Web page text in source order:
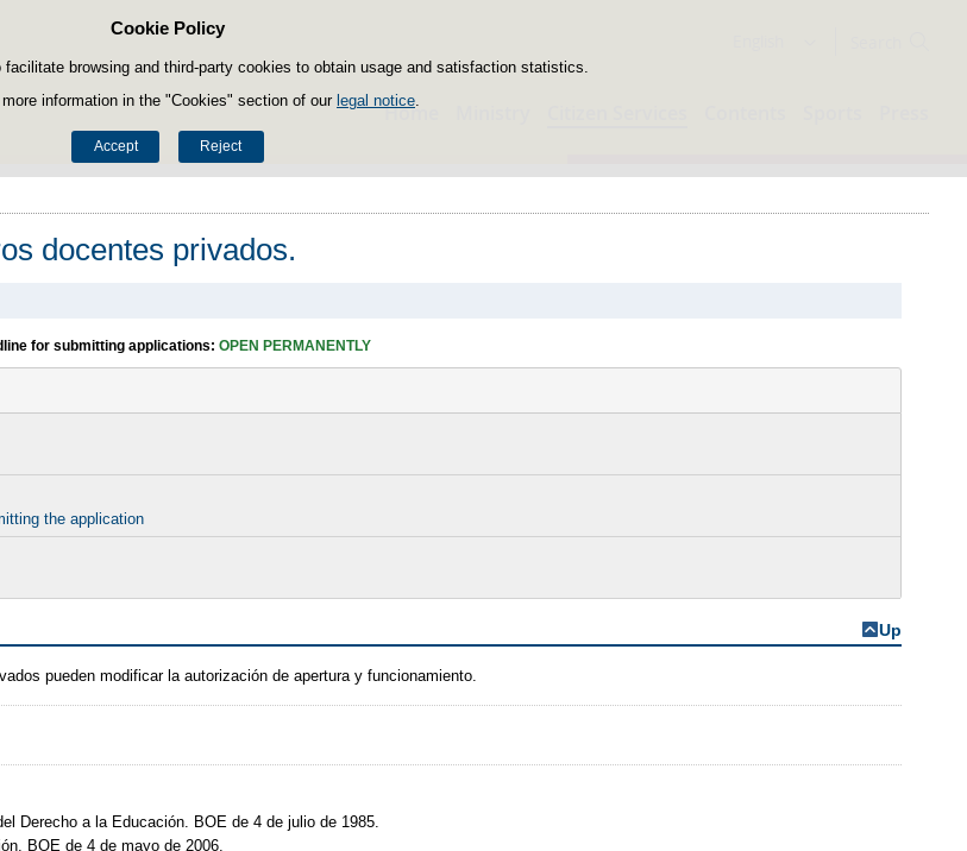
Cookie Policy
browsing and third-party cookies to obtain usage and satisfaction statistics.
information in the "Cookies" section of our legal notice
Accept Reject
Skip to content
Home
docentes privados.
for submitting applications: OPEN PERMANENTLY
the application
Up
pueden modificar la autorización de apertura y funcionamiento.
Derecho a la Educación. BOE de 4 de julio de 1985.
BOE de 4 de mayo de 2006.